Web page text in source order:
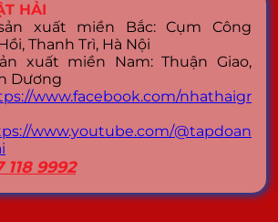
HẢI
xuất miền Bắc: Cụm Công
Thanh Trì, Hà Nội
xuất miền Nam: Thuận Giao,
Dương
www.facebook.com/nhathaigr
www.youtube.com/@tapdoan
118 9992